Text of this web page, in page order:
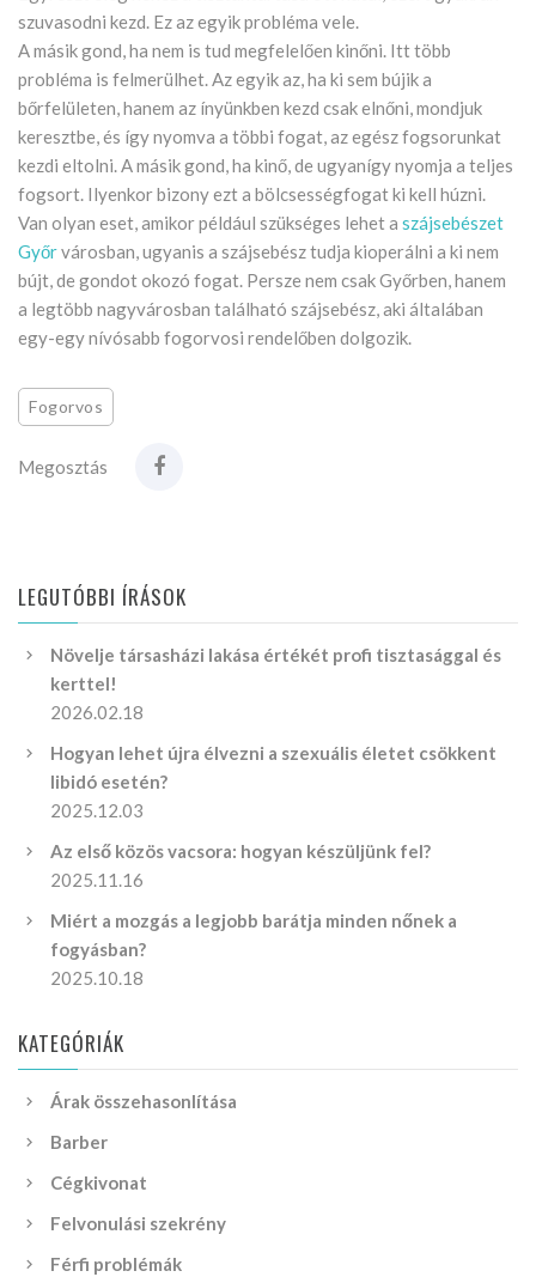
szuvasodni kezd. Ez az egyik probléma vele.
A másik gond, ha nem is tud megfelelően kinőni. Itt több
probléma is felmerülhet. Az egyik az, ha ki sem bújik a
bőrfelületen, hanem az ínyünkben kezd csak elnőni, mondjuk
keresztbe, és így nyomva a többi fogat, az egész fogsorunkat
kezdi eltolni. A másik gond, ha kinő, de ugyanígy nyomja a teljes
fogsort. Ilyenkor bizony ezt a bölcsességfogat ki kell húzni.
Van olyan eset, amikor például szükséges lehet a szájsebészet
Győrvárosban, ugyanis a szájsebész tudja kioperálni a ki nem
bújt, de gondot okozó fogat. Persze nem csak Győrben, hanem
a legtöbb nagyvárosban található szájsebész, aki általában
egy-egy nívósabb fogorvosi rendelőben dolgozik.
Fogorvos
Megosztás
LEGUTÓBBI ÍRÁSOK
Növelje társasházi lakása értékét profi tisztasággal és
kerttel!
2026.02.18
Hogyan lehet újra élvezni a szexuális életet csökkent
libidó esetén?
2025.12.03
Az első közös vacsora: hogyan készüljünk fel?
2025.11.16
Miért a mozgás a legjobb barátja minden nőnek a
fogyásban?
2025.10.18
KATEGÓRIÁK
Árak összehasonlítása
Barber
Cégkivonat
Felvonulási szekrény
Férfi problémák